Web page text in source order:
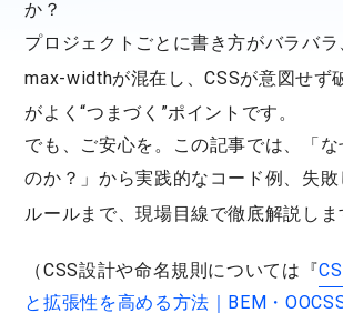
か？
プロジェクトごとに書き方がバラバラ
max-widthが混在し、CSSが意図せ
がよく“つまづく”ポイントです。
でも、ご安心を。この記事では、「
のか？」から実践的なコード例、 失
ルールまで、現場目線で徹底解説しま
（CSS設計や命名規則については『
と拡張性を高める方法｜BEM・